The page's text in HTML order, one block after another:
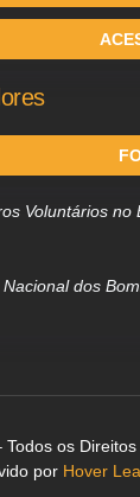
Voluntários no
dos
os Direitos
por Hover